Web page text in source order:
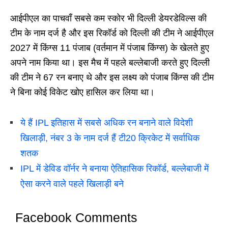
आईपीएल का पाचवाँ सबसे कम स्कोर भी दिल्ली डेयरडेविल्स की
टीम के नाम दर्ज है और इस रिकॉर्ड को दिल्ली की टीम ने आईपीएल
2027 में किंग्स 11 पंजाब (वर्तमान में पंजाब किंग्स) के खेलते हुए
अपने नाम किया था। इस मैच में पहले बल्लेबाजी करते हुए दिल्ली
की टीम ने 67 रन बनाए थे और इस लक्ष्य को पंजाब किंग्स की टीम
ने बिना कोई विकेट खोए हासिल कर लिया था।
ये हैं IPL इतिहास में सबसे अधिक रन बनाने वाले विदेशी
खिलाड़ी, नंबर 3 के नाम दर्ज हैं टी20 क्रिकेट में सर्वाधिक
शतक
IPL में डेविड वॉर्नर ने बनाया ऐतिहासिक रिकॉर्ड, बल्लेबाजी में
ऐसा करने वाले पहले खिलाड़ी बने
Facebook Comments